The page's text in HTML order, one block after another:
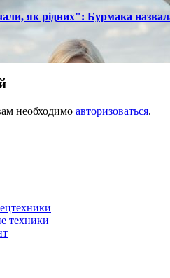
як рідних": Бурмака
необходимо авторизоваться.
техники